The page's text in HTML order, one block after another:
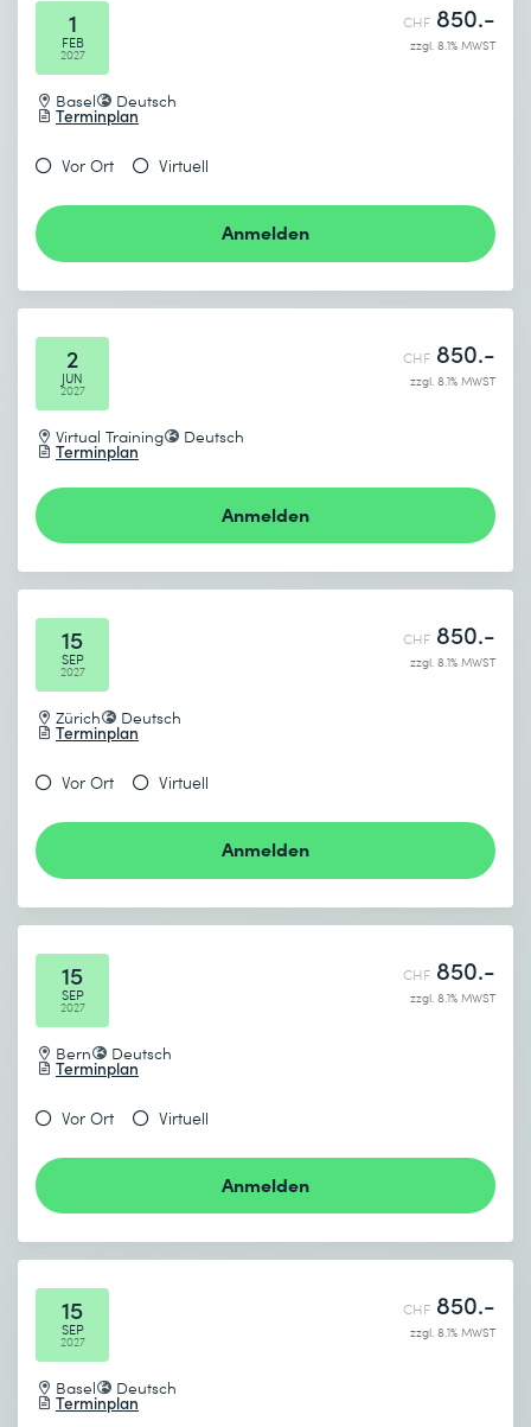
1
FEB
2027
Basel Deutsch
Terminplan
CHF 850.-
zzgl. 8.1% MWST
Vor Ort Virtuell
Anmelden
2
JUN
2027
Virtual Training Deutsch
Terminplan
CHF 850.-
zzgl. 8.1% MWST
Anmelden
15
SEP
2027
Zürich Deutsch
Terminplan
CHF 850.-
zzgl. 8.1% MWST
Vor Ort Virtuell
Anmelden
15
SEP
2027
Bern Deutsch
Terminplan
CHF 850.-
zzgl. 8.1% MWST
Vor Ort Virtuell
Anmelden
15
SEP
2027
Basel Deutsch
Terminplan
CHF 850.-
zzgl. 8.1% MWST